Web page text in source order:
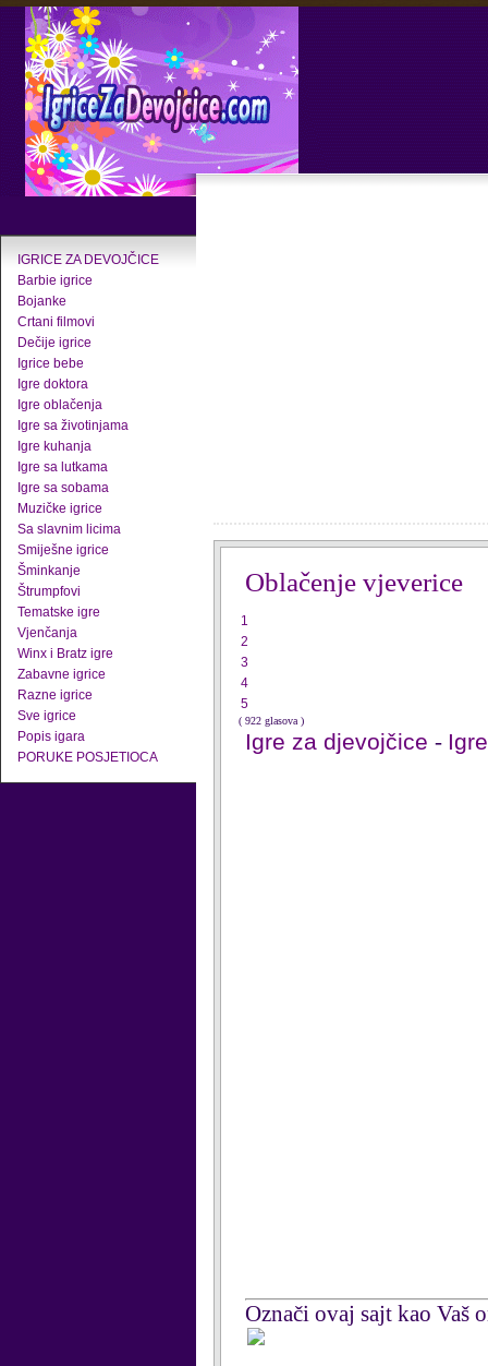
IGRICE ZA DEVOJČICE
Barbie igrice
Bojanke
Crtani filmovi
Dečije igrice
Igrice bebe
Igre doktora
Igre oblačenja
Igre sa životinjama
Igre kuhanja
Igre sa lutkama
Igre sa sobama
Muzičke igrice
Sa slavnim licima
Smiješne igrice
Šminkanje
Štrumpfovi
Tematske igre
Vjenčanja
Winx i Bratz igre
Zabavne igrice
Razne igrice
Sve igrice
Popis igara
PORUKE POSJETIOCA
Oblačenje vjeverice
1
2
3
4
5
( 922 glasova )
Igre za djevojčice -
Označi ovaj sajt kao Vaš